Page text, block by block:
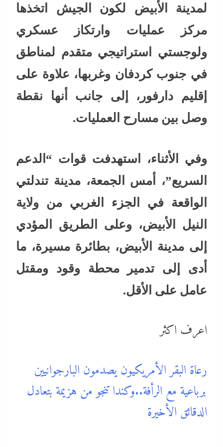
لمدينة الأبيض لكون الجيش اتخذها
مركز عمليات وارتكاز عسكري
ولوجستي استراتيجي متقدم لمناطق
في جنوب كردفان وغربها، علاوة على
إقليم دارفور، إلى جانب أنها نقطة
وصل بين مسارح العمليات.
وفي الأثناء، استهدفت قوات “الدعم
السريع”، أمس الجمعة، مدينة تندلتي
الواقعة في الجزء الغربي من ولاية
النيل الأبيض، وعلى الطريق المؤدي
إلى مدينة الأبيض، بطائرة مسيرة، ما
أدى إلى تدمير محطة وقود ومقتل
عامل على الأقل.
اعرف اكثر
رعاة البقر الأمريكيون يصدمون البارجوانيين
برباعية مع الرأفة..وكندا تنجو من هزيمة بتعادل
الدقائق الأخيرة